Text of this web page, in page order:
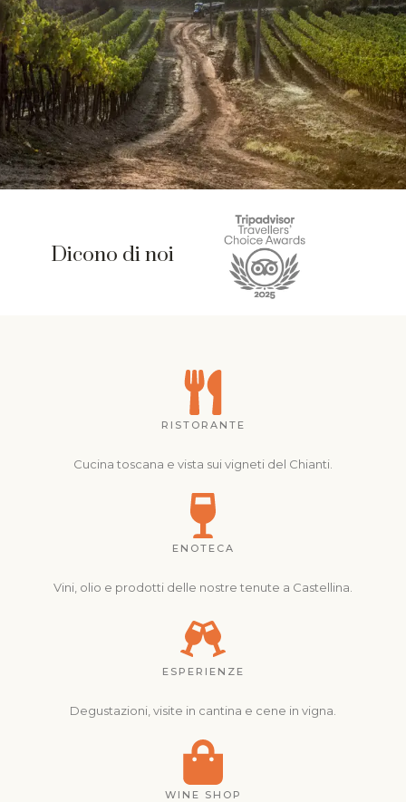
Dicono di noi
RISTORANTE
Cucina toscana e vista sui vigneti del Chianti.
ENOTECA
Vini, olio e prodotti delle nostre tenute a Castellina.
ESPERIENZE
Degustazioni, visite in cantina e cene in vigna.
WINE SHOP